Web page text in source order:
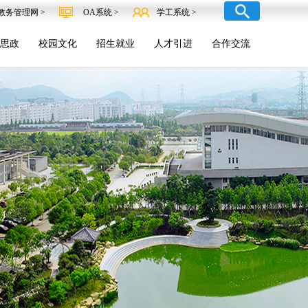
务管理网 > OA系统 > 学工系统 >
政 校园文化 招生就业 人才引进 合作交流